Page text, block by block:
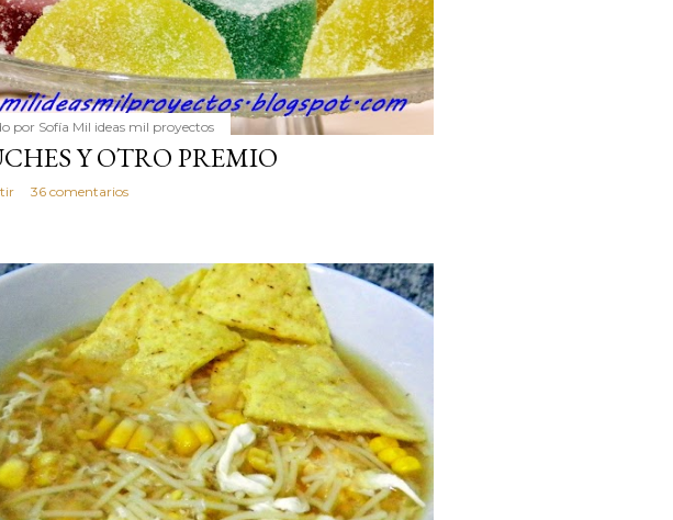
por Sofía Mil ideas mil proyectos
Y OTRO PREMIO
36 comentarios